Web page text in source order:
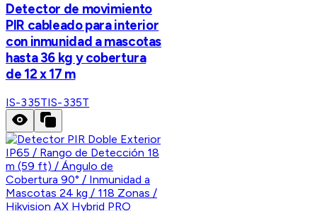
Detector de movimiento
PIR cableado para interior
con inmunidad a mascotas
hasta 36 kg y cobertura
de 12 x 17 m
IS-335TIS-335T